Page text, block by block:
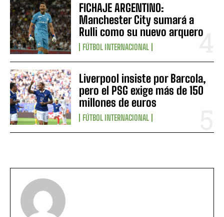
FICHAJE ARGENTINO:
Manchester City sumará a
Rulli como su nuevo arquero
FÚTBOL INTERNACIONAL
Liverpool insiste por Barcola,
pero el PSG exige más de 150
millones de euros
FÚTBOL INTERNACIONAL